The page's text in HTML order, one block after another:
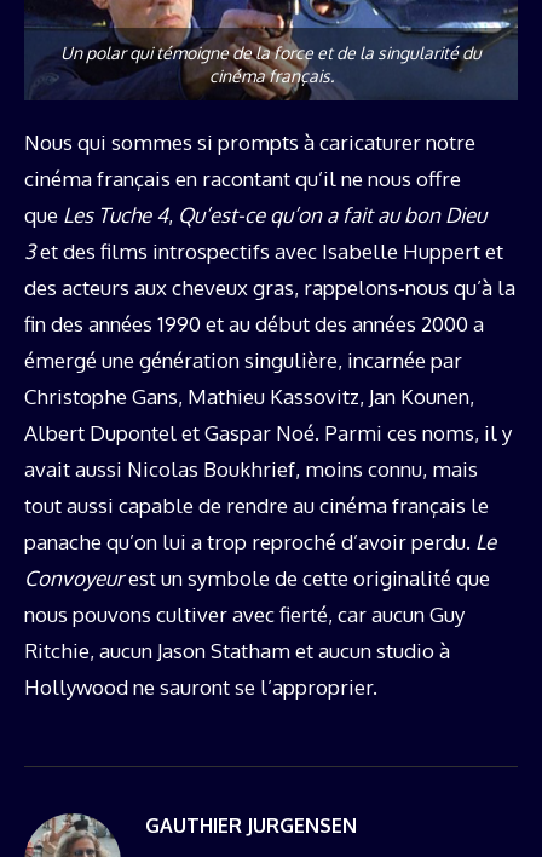
Un polar qui témoigne de la force et de la singularité du
cinéma français.
Nous qui sommes si prompts à caricaturer notre
cinéma français en racontant qu’il ne nous offre
que Les Tuche 4, Qu’est-ce qu’on a fait au bon Dieu
3et des films introspectifs avec Isabelle Huppert et
des acteurs aux cheveux gras, rappelons-nous qu’à la
fin des années 1990 et au début des années 2000 a
émergé une génération singulière, incarnée par
Christophe Gans, Mathieu Kassovitz, Jan Kounen,
Albert Dupontel et Gaspar Noé. Parmi ces noms, il y
avait aussi Nicolas Boukhrief, moins connu, mais
tout aussi capable de rendre au cinéma français le
panache qu’on lui a trop reproché d’avoir perdu. Le
Convoyeurest un symbole de cette originalité que
nous pouvons cultiver avec fierté, car aucun Guy
Ritchie, aucun Jason Statham et aucun studio à
Hollywood ne sauront se l’approprier.
GAUTHIER JURGENSEN